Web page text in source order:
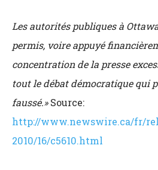
Les autorités publiques à
permis, voire appuyé
concentration de la presse
tout le débat démocratique qui
faussé.»Source:
http://www.newswire.ca/fr/
2010/16/c5610.html